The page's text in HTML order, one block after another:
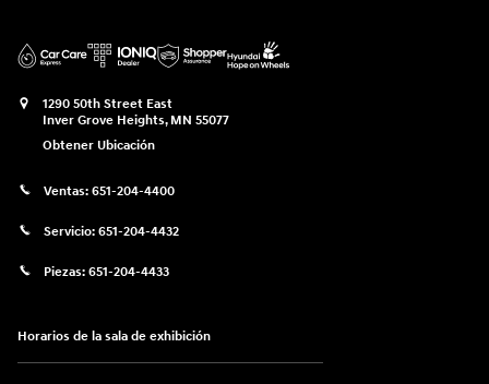
1290 50th Street East
Inver Grove Heights, MN 55077
Obtener Ubicación
Ventas: 651-204-4400
Servicio: 651-204-4432
Piezas: 651-204-4433
Horarios de la sala de exhibición